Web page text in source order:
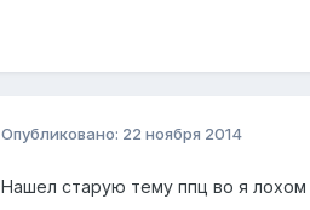
Опубликовано: 22 ноября 2014
Нашел старую тему ппц во я